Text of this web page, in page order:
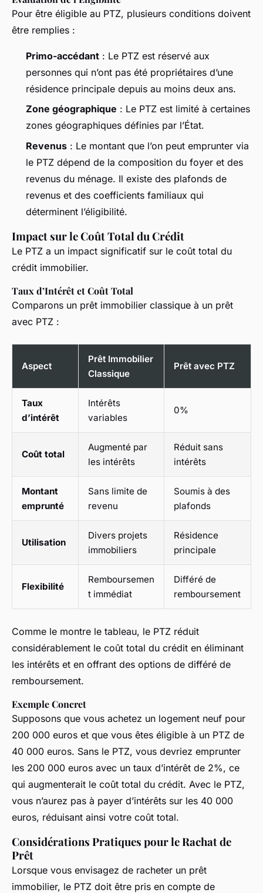
Pour être éligible au PTZ, plusieurs conditions doivent
être remplies :
Primo-accédant : Le PTZ est réservé aux
personnes qui n’ont pas été propriétaires d’une
résidence principale depuis au moins deux ans.
Zone géographique : Le PTZ est limité à certaines
zones géographiques définies par l’État.
Revenus : Le montant que l’on peut emprunter via
le PTZ dépend de la composition du foyer et des
revenus du ménage. Il existe des plafonds de
revenus et des coefficients familiaux qui
déterminent l’éligibilité.
Impact sur le Coût Total du Crédit
Le PTZ a un impact significatif sur le coût total du
crédit immobilier.
Taux d’Intérêt et Coût Total
Comparons un prêt immobilier classique à un prêt
avec PTZ :
Aspect
Prêt Immobilier
Classique
Prêt avec PTZ
Taux
d’intérêt
Intérêts
variables
0%
Coût total
Augmenté par
les intérêts
Réduit sans
intérêts
Montant
emprunté
Sans limite de
revenu
Soumis à des
plafonds
Utilisation
Divers projets
immobiliers
Résidence
principale
Flexibilité
Remboursemen
t immédiat
Différé de
remboursement
Comme le montre le tableau, le PTZ réduit
considérablement le coût total du crédit en éliminant
les intérêts et en offrant des options de différé de
remboursement.
Exemple Concret
Supposons que vous achetez un logement neuf pour
200 000 euros et que vous êtes éligible à un PTZ de
40 000 euros. Sans le PTZ, vous devriez emprunter
les 200 000 euros avec un taux d’intérêt de 2%, ce
qui augmenterait le coût total du crédit. Avec le PTZ,
vous n’aurez pas à payer d’intérêts sur les 40 000
euros, réduisant ainsi votre coût total.
Considérations Pratiques pour le Rachat de
Prêt
Lorsque vous envisagez de racheter un prêt
immobilier, le PTZ doit être pris en compte de